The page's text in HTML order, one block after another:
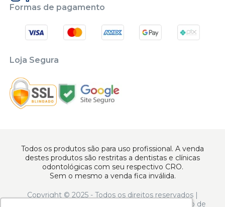
Formas de pagamento
Loja Segura
Todos os produtos são para uso profissional. A venda
destes produtos são restritas a dentistas e clínicas
odontológicas com seu respectivo CRO.
Sem o mesmo a venda fica inválida.
Copyright © 2025 - Todos os direitos reservados |
www.apoiodental.com.br | Apoio Dental Comércio de